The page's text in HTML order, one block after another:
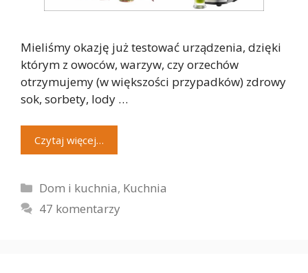
Mieliśmy okazję już testować urządzenia, dzięki
którym z owoców, warzyw, czy orzechów
otrzymujemy (w większości przypadków) zdrowy
sok, sorbety, lody …
Czytaj więcej…
Kategorie
Dom i kuchnia, Kuchnia
47 komentarzy